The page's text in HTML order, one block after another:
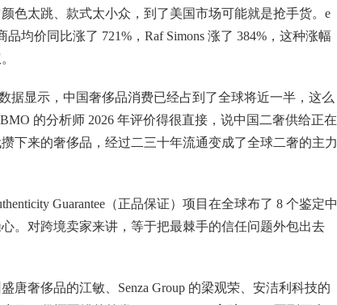
色太跳、款式太小众，到了美国市场可能就是抢手货。e
均价同比涨了 721%，Raf Simons 涨了 384%，这种涨幅
显示，中国奢侈品消费已经占到了全球将近一半，这么
的分析师 2026 年评价得很直接，说中国二奢供给正在
下来的奢侈品，经过二三十年流通变成了全球二奢的主力
Guarantee（正品保证）项目在全球布了 8 个鉴定中
。对跨境卖家来讲，等于把最棘手的信任问题外包出去
奢侈品的江敏、Senza Group 的梁观荣、安洁利科技的